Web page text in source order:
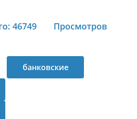
46749
Просмотров
банковские